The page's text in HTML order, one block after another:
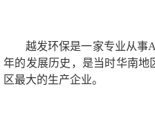
越发环保是一家专业从事
年的发展历史，是当时华南地
区最大的生产企业。